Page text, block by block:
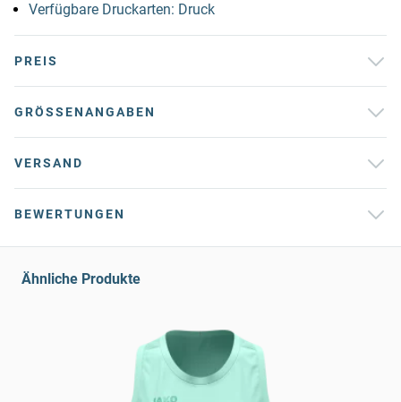
Verfügbare Druckarten: Druck
PREIS
GRÖSSENANGABEN
VERSAND
BEWERTUNGEN
Ähnliche Produkte